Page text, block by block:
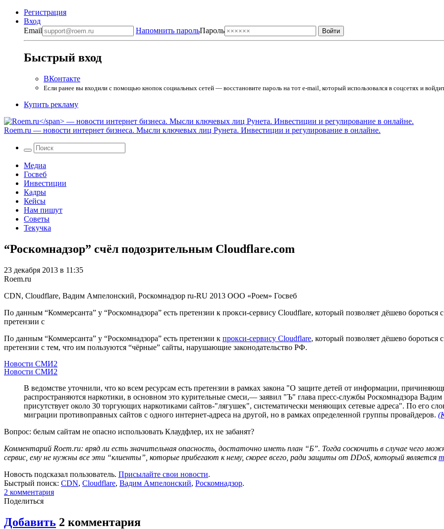
Регистрация
Вход
Email
Напомнить парольПароль
Быстрый вход
ВКонтакте
Если ранее вы входили с помощью кнопок социальных сетей — восстановите пароль на тот e-mail, который использовался в соцсетях и
Купить рекламу
Roem.ru — новости интернет бизнеса. Мысли ключевых лиц Рунета. Инвестиции и регулирование в онлайне.
Медиа
Госвеб
Инвестиции
Кадры
Кейсы
Нам пишут
Советы
Текучка
“Роскомнадзор” счёл подозрительным Cloudflare.com
23 декабря 2013 в 11:35
Roem.ru
CDN, Cloudflare, Вадим Ампелонский, Роскомнадзор ru-RU 2013 ООО «Роем» Госвеб
По данным “Коммерсанта” у “Роскомнадзора” есть претензии к прокси-сервису Cloudflare, который позволяет дёшево
претензии с
По данным “Коммерсанта” у “Роскомнадзора” есть претензии к прокси-сервису Cloudflare, который позволяет дёшево бороться
претензии с тем, что им пользуются “чёрные” сайты, нарушающие законодательство РФ.
Новости СМИ2
Новости СМИ2
В ведомстве уточнили, что ко всем ресурсам есть претензии в рамках закона "О защите детей от информации,
распространяются наркотики, в основном это курительные смеси,— заявил "Ъ" глава пресс-службы Роскомнадзора
присутствует около 30 торгующих наркотиками сайтов-"лягушек", систематически меняющих сетевые адреса". По его
миграции противоправных сайтов с одного интернет-адреса на другой, но в рамках определенной группы провайдеров.
Вопрос: белым сайтам не опасно использовать Клаудфлер, их не забанят?
Комментарий Roem.ru: вряд ли есть значительная опасность, достаточно иметь план “Б”. Тогда соскочить в случае чего
сервис, ему не нужны все эти “клиенты”, которые прибегают к нему, скорее всего, ради защиты от DDoS, который является
Новость подсказал пользователь. Присылайте свои новости.
Быстрый поиск: CDN, Cloudflare, Вадим Ампелонский, Роскомнадзор.
2 комментария
Поделиться
Добавить 2 комментария